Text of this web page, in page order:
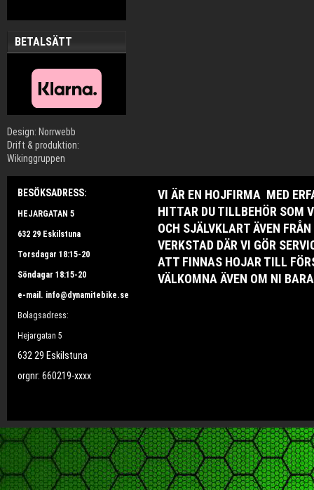
BETALSÄTT
Design: Norrwebb
Drift & produktion:
Wikinggruppen
BESÖKSADRESS:
HEJARGATAN 5
632 29 Eskilstuna
Torsdagar 18:15-20
Söndagar 18:15-20
e-mail. info@dynamitebike.se
Bolagsadress:
Hejargatan 5
632 29 Eskilstuna
orgnr: 660219-xxxx
VI ÄR EN HOJFIRMA MED
HITTAR DU TILLBEHÖR SOM
OCH SJÄLVKLART ÄVEN
VERKSTAD DÄR VI GÖR
ATT FINNAS HOJAR TILL
VÄLKOMNA ÄVEN OM NI